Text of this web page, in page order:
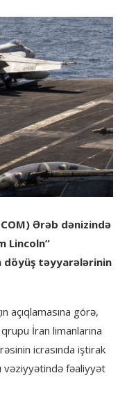
Ərəb dənizində
Lincoln”
döyüş təyyarələrinin
açıqlamasına görə,
qrupu İran limanlarına
icrasında iştirak
vəziyyətində fəaliyyət